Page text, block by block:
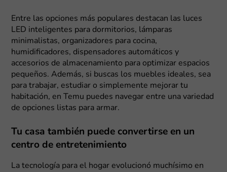
Entre las opciones más populares destacan las luces
LED inteligentes para dormitorios, lámparas
minimalistas, organizadores para cocina,
humidificadores, dispensadores automáticos y
accesorios de almacenamiento para optimizar espacios
pequeños. Además, si buscas los muebles ideales, sea
para trabajar, estudiar o simplemente mejorar tu
habitación, en Temu puedes navegar entre una variedad
de opciones listas para armar.
Tu casa también puede convertirse en un
centro de entretenimiento
La tecnología para el hogar evolucionó muchísimo en